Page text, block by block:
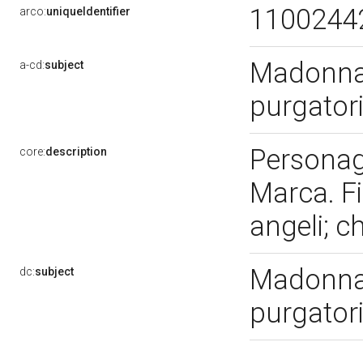
arco:uniqueIdentifier
a-cd:subject
core:description
Marca.
angeli;
dc:subject